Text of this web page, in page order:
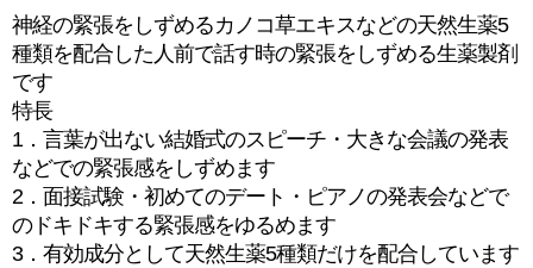
神経の緊張をしずめるカノコ草エキスなどの天然生薬5
種類を配合した人前で話す時の緊張をしずめる生薬製剤
です
特長
1．言葉が出ない結婚式のスピーチ・大きな会議の発表
などでの緊張感をしずめます
2．面接試験・初めてのデート・ピアノの発表会などで
のドキドキする緊張感をゆるめます
3．有効成分として天然生薬5種類だけを配合しています